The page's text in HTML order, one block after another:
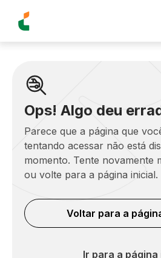
Ops! Algo deu
Parece que a página que
tentando acessar não está
momento. Tente novamente
ou volte para a página inicial.
Voltar para a
Ir para a página